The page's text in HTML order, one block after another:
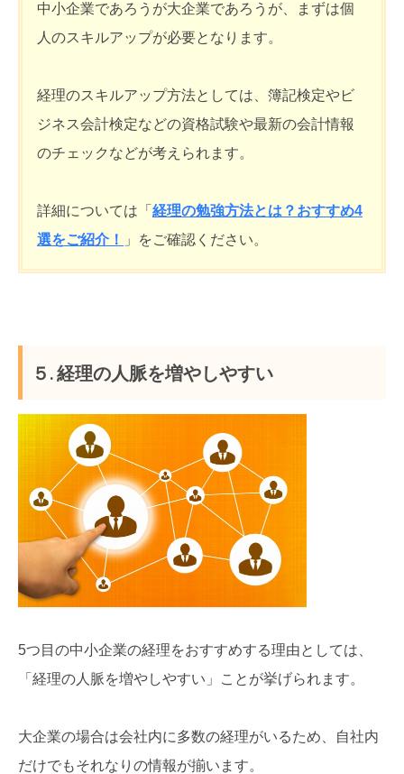
中小企業であろうが大企業であろうが、まずは個
人のスキルアップが必要となります。
経理のスキルアップ方法としては、簿記検定やビ
ジネス会計検定などの資格試験や最新の会計情報
のチェックなどが考えられます。
詳細については「 経理の勉強方法とは？おすすめ4
選をご紹介！
」をご確認ください。
５. 経理の人脈を増やしやすい
5つ目の中小企業の経理をおすすめする理由としては、
「経理の人脈を増やしやすい」ことが挙げられます。
大企業の場合は会社内に多数の経理がいるため、自社内
だけでもそれなりの情報が揃います。